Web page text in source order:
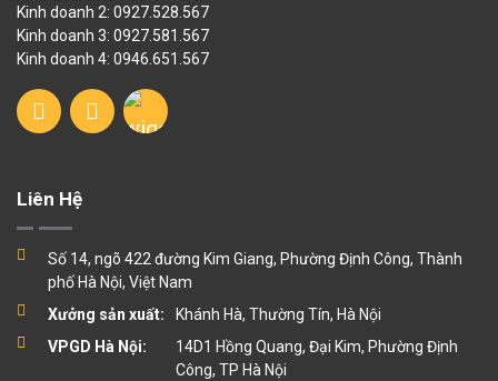
Kinh doanh 2: 0927.528.567
Kinh doanh 3: 0927.581.567
Kinh doanh 4: 0946.651.567
Liên Hệ
Số 14, ngõ 422 đường Kim Giang, Phường Định Công, Thành
phố Hà Nội, Việt Nam
Xưởng sản xuất:
Khánh Hà, Thường Tín, Hà Nội
VPGD Hà Nội:
14D1 Hồng Quang, Đại Kim, Phường Định
Công, TP Hà Nội